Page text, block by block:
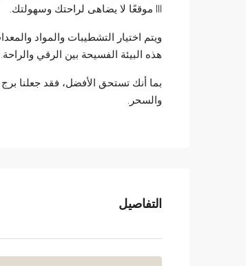
III موقعًا لا يضاهى لراحتك وسهولتك.
ويتم اختيار التشطيبات والمواد
هذه البيئة الفسيحة بين الرقي
بما أنك تستحق الأفضل، فقد جعلنا برج
والسحر.
التفاصيل